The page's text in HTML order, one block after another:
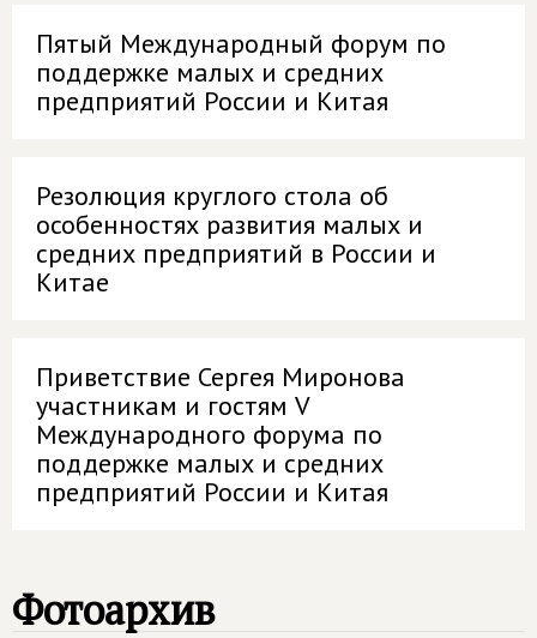
Пятый Международный форум по
поддержке малых и средних
предприятий России и Китая
Резолюция круглого стола об
особенностях развития малых и
средних предприятий в России и
Китае
Приветствие Сергея Миронова
участникам и гостям V
Международного форума по
поддержке малых и средних
предприятий России и Китая
Фотоархив